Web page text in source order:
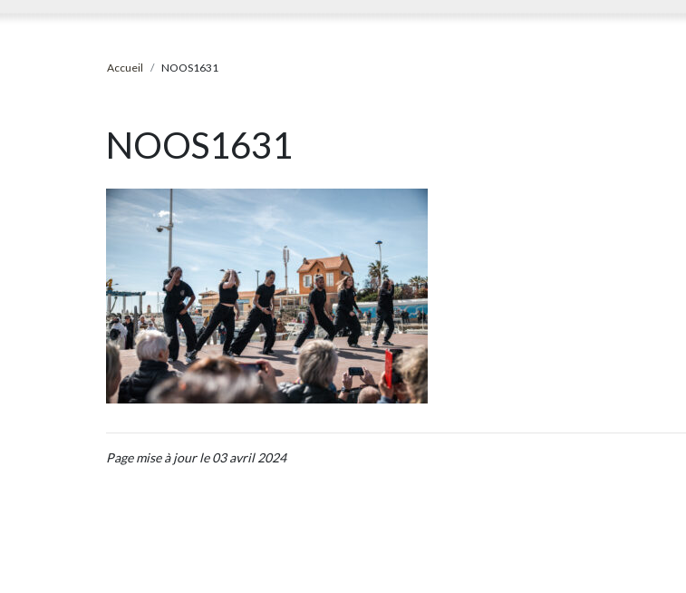
Accueil NOOS1631
NOOS1631
Page mise à jour le 03 avril 2024